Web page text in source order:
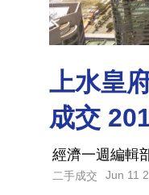
上水皇
成交
經濟一週編輯
二手成交 Jun 11